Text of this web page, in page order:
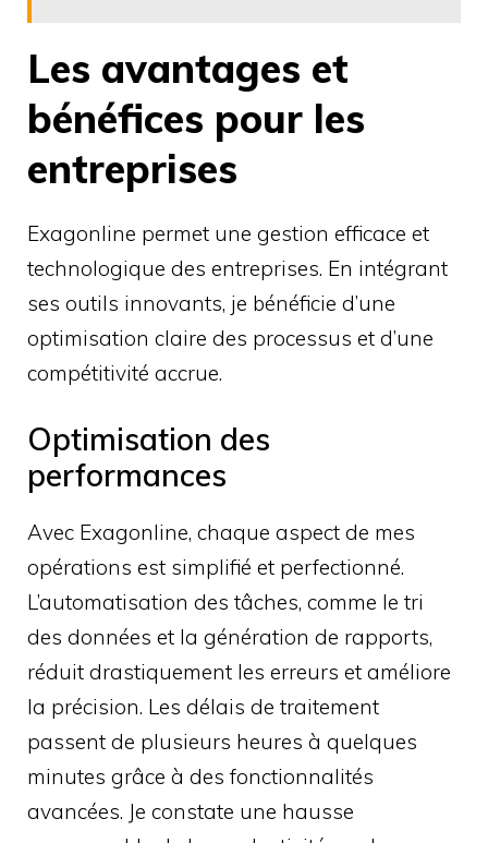
Les avantages et
bénéfices pour les
entreprises
Exagonline permet une gestion efficace et
technologique des entreprises. En intégrant
ses outils innovants, je bénéficie d’une
optimisation claire des processus et d’une
compétitivité accrue.
Optimisation des
performances
Avec Exagonline, chaque aspect de mes
opérations est simplifié et perfectionné.
L’automatisation des tâches, comme le tri
des données et la génération de rapports,
réduit drastiquement les erreurs et améliore
la précision. Les délais de traitement
passent de plusieurs heures à quelques
minutes grâce à des fonctionnalités
avancées. Je constate une hausse